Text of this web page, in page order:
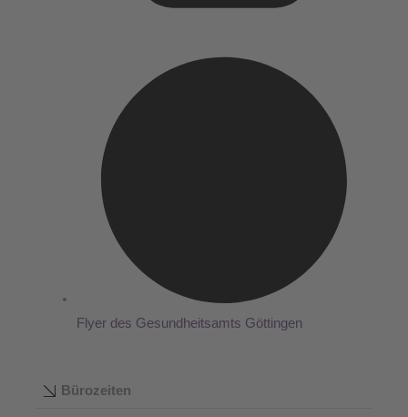
Flyer des Gesundheitsamts Göttingen
Bürozeiten